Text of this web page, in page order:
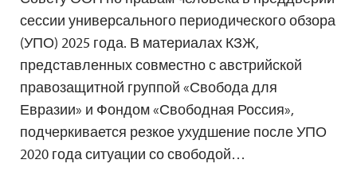
сессии универсального периодического обзора
(УПО) 2025 года. В материалах КЗЖ,
представленных совместно с австрийской
правозащитной группой «Свобода для
Евразии» и Фондом «Свободная Россия»,
подчеркивается резкое ухудшение после УПО
2020 года ситуации со свободой…